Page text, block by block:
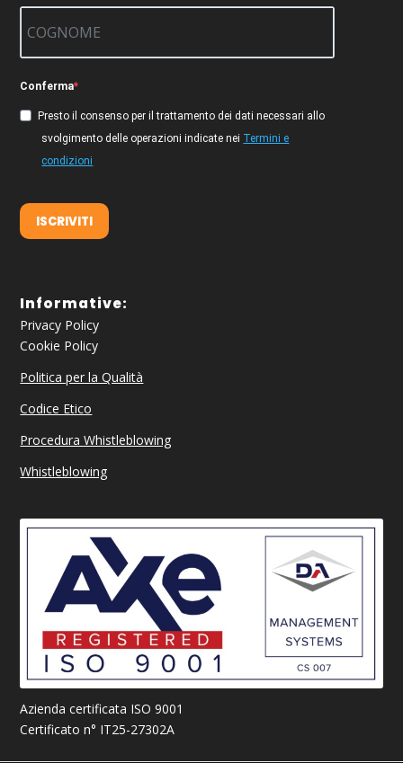
Conferma
Presto il consenso per il trattamento dei dati necessari allo
svolgimento delle operazioni indicate nei Termini e
condizioni
ISCRIVITI
Informative:
Privacy Policy
Cookie Policy
Politica per la Qualità
Codice Etico
Procedura Whistleblowing
Whistleblowing
Azienda certificata ISO 9001
Certificato n° IT25-27302A